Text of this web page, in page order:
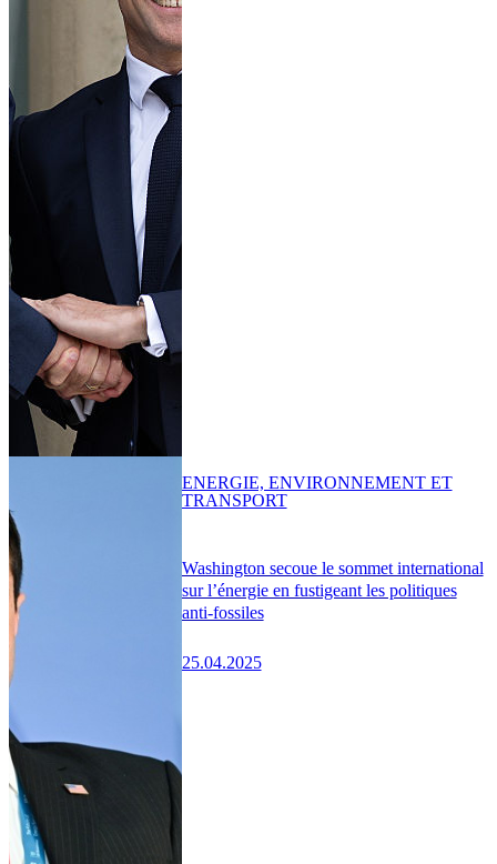
Washington secoue le sommet international
sur l’énergie en fustigeant les politiques
anti-fossiles
25.04.2025
ENERGIE, ENVIRONNEMENT ET
TRANSPORT